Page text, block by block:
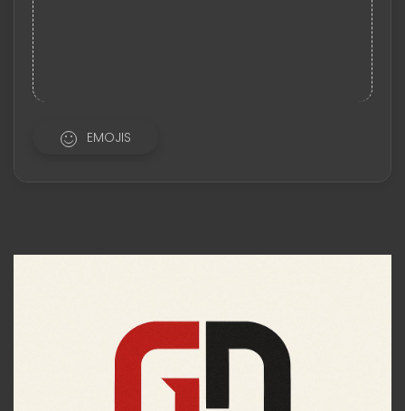
EMOJIS